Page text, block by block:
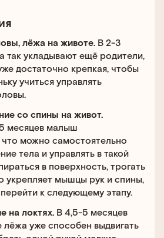
лёжа на животе. В 2-3
так укладывают ещё родители,
достаточно крепкая, чтобы
учиться управлять
со спины на живот.
месяцев малыш
можно самостоятельно
тела и управлять в такой
в поверхность, трогать
укрепляет мышцы рук и спины,
к следующему этапу.
на локтях. В 4,5-5 месяцев
лёжа уже способен выдвигать